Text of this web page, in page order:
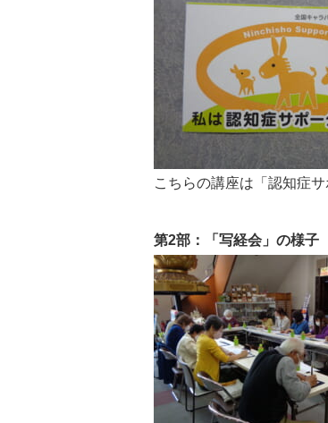
こちらの講座は「認知症
第2部：「写経会」の様子